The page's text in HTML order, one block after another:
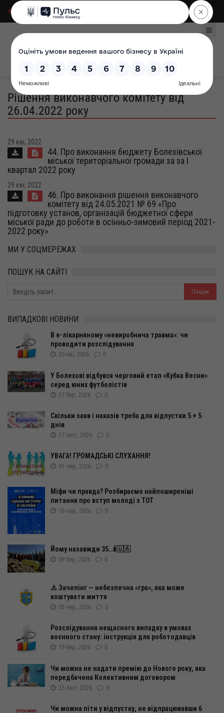
Для слабозорих|
Рішення виконавчого комітету від
26.04.2022 року
29 кві, 2022
44. Про виконання бюджету Болехівської
міської територіальної громади за за І
квартал 2022 року
29 кві, 2022
46. Про виконання рішення виконавчого
комітету від 24.05.2021 № 69 «Про
підготовку установ, організацій бюджетної сфери
міської ради до роботи в осінньо-зимовий період 2021-
2022 року»
МИ У СОЦМЕРЕЖАХ
ПОШУК НА САЙТІ
ВИПАДКОВІ НОВИНИ
В е-лікарняному «невиробнича травма»: чи
проводити розслідування
20 кві, 2026 0
У Болехові відбувся черговий етап «Кубка Весни»
серед юних футболістів
27 бер, 2026 0
Скільки заяв і наказів треба для відпустки 5 + 5
днів
17 лют, 2026 0
УВАГА! ГРОМАДСЬКІ СЛУХАННЯ!
01 чер, 2026 0
Міфи чи правда? Розбираємо найпоширеніші
питання про вступ молоді з ТОТ
16 чер, 2026 0
Йому назавжди 35…🕯️🇺🇦
09 бер, 2026 0
⚠️ Зачепінг — небезпечна «гра», яка може
коштувати життя
03 чер, 2026 0
Розслідування нещасного випадку в умовах
воєнного стану: інструкція для роботодавців
19 бер, 2026 0
Чи можна не надати премію до Нового року, яка
передбачена Колективним договором
25 лют, 2026 0
Чи можна піти у відпустку, не відпрацювавши 6